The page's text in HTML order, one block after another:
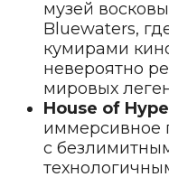
музей
Bluewaters,
кумирами
невероятно
мировых
House of
иммерсивное
с